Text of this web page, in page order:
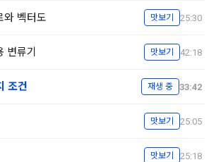
와 벡터도 맛보기 25:30
변류기 맛보기 42:18
조건 재생 중 33:42
맛보기 25:05
맛보기 25:18